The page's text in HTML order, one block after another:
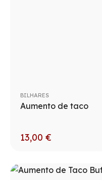
BILHARES
Aumento de taco
13,00 €